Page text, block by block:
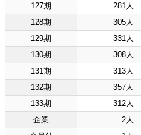
127期
281人
128期
305人
129期
331人
130期
308人
131期
313人
132期
357人
133期
312人
企業
2人